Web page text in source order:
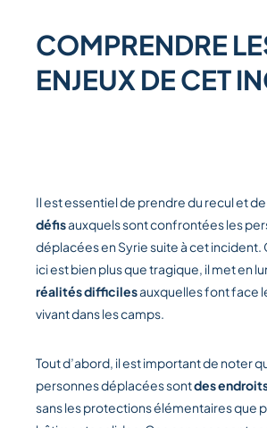
COMPRENDRE
ENJEUX DE CET
Il est essentiel de prendre du recul et
défisauxquels sont confrontées les
déplacées en Syrie suite à cet incident.
ici est bien plus que tragique, il met en
réalités difficilesauxquelles font face
vivant dans les camps.
Tout d’abord, il est important de noter
personnes déplacées sontdes
sans les protections élémentaires que